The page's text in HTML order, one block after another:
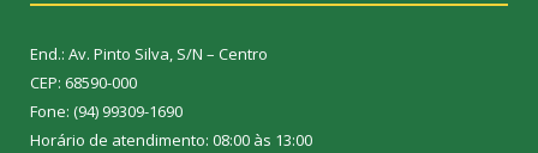
End.: Av. Pinto Silva, S/N – Centro
CEP: 68590-000
Fone: (94) 99309-1690
Horário de atendimento: 08:00 às 13:00